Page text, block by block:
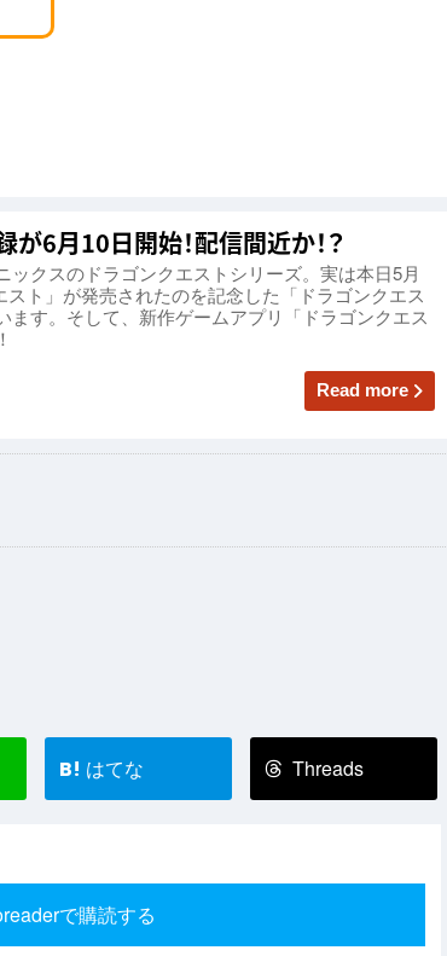
が6月10日開始！配信間近か！？
ックスのドラゴンクエストシリーズ。実は本日5月
ト」が発売されたのを記念した「ドラゴンクエス
ます。そして、新作ゲームアプリ「ドラゴンクエス
Read more
B! はてな Threads
で購読する